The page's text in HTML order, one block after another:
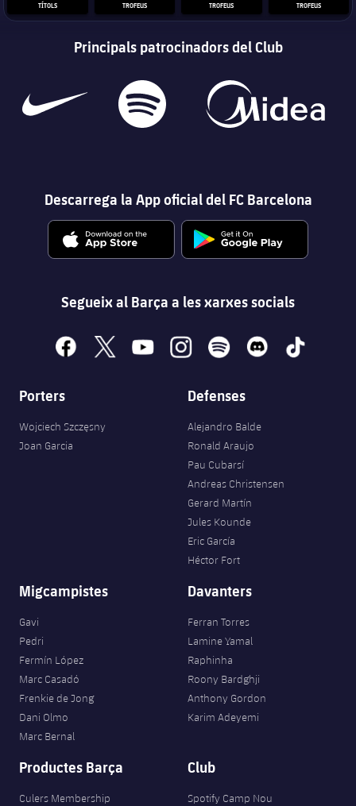
TÍTOLS TROFEUS TROFEUS TROFEUS
Principals patrocinadors del Club
Descarrega la App oficial del FC Barcelona
Segueix al Barça a les xarxes socials
facebook
x youtubeinstagramspotify discord tiktok
Porters
Wojciech Szczęsny
Joan Garcia
Defenses
Alejandro Balde
Ronald Araujo
Pau Cubarsí
Andreas Christensen
Gerard Martín
Jules Kounde
Eric García
Héctor Fort
Migcampistes
Gavi
Pedri
Fermín López
Marc Casadó
Frenkie de Jong
Dani Olmo
Marc Bernal
Davanters
Ferran Torres
Lamine Yamal
Raphinha
Roony Bardghji
Anthony Gordon
Karim Adeyemi
Productes Barça
Culers Membership
Club
Spotify Camp Nou